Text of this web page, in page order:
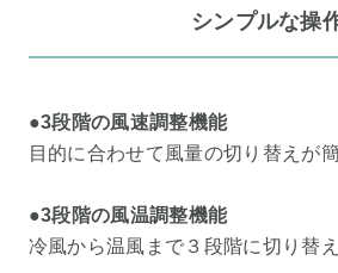
シンプルな操
●3段階の風速調整機能
目的に合わせて風量の切り替えが
●3段階の風温調整機能
冷風から温風まで３段階に切り替え